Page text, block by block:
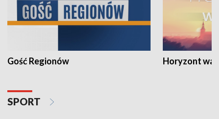
Gość Regionów Horyzont
SPORT